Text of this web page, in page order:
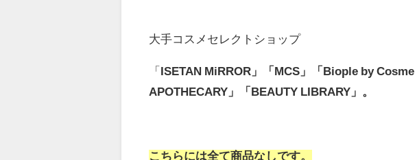
大手コスメセレクトショップ
「 ISETAN MiRROR」「MCS」「Biople by
APOTHECARY」「BEAUTY LIBRARY」。
こちらには全て商品なしです。